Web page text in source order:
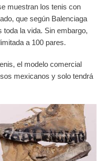
muestran los tenis con
que según Balenciaga
la vida. Sin embargo,
a 100 pares.
el modelo comercial
mexicanos y solo tendrá